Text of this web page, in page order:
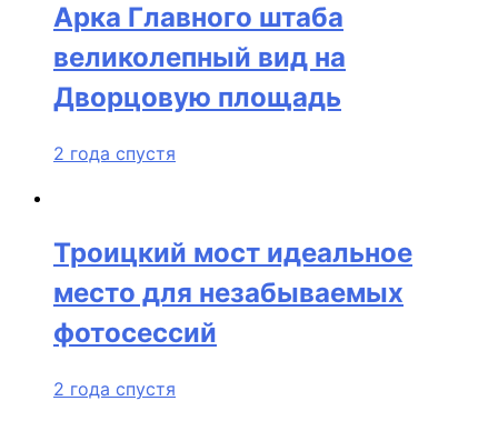
Арка Главного штаба
великолепный вид на
Дворцовую площадь
2 года спустя
Троицкий мост идеальное
место для незабываемых
фотосессий
2 года спустя